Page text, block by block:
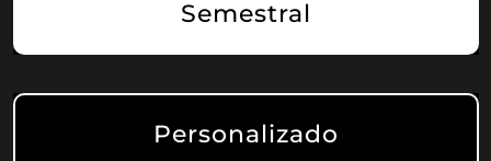
Semestral
Personalizado